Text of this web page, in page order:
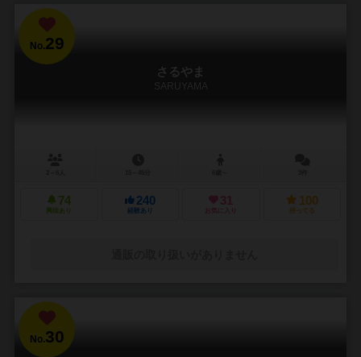
No.29
さるやま
SARUYAMA
74
興味あり
240
経験あり
31
お気に入り
100
持ってる
No.30